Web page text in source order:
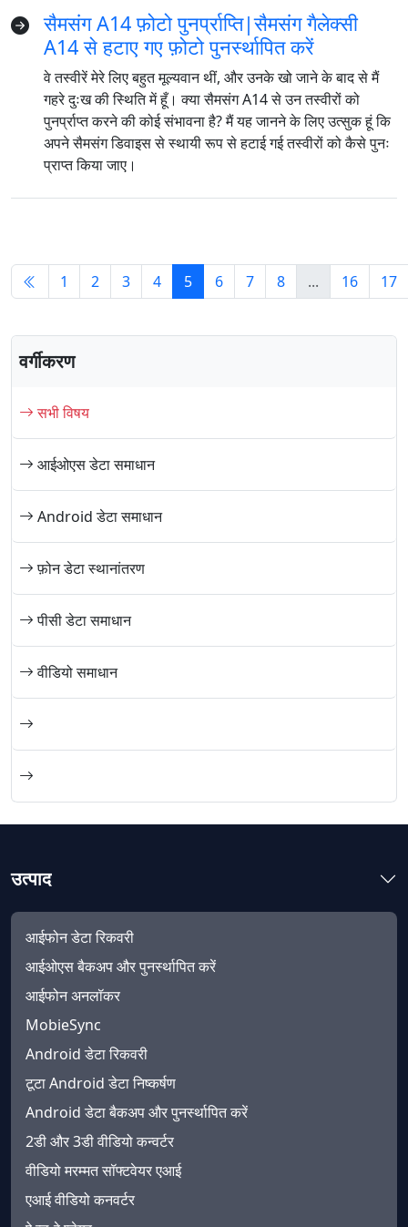
वर्गीकरण
सभी विषय
आईओएस डेटा समाधान
Android डेटा समाधान
फ़ोन डेटा स्थानांतरण
पीसी डेटा समाधान
वीडियो समाधान
सैमसंग A14 फ़ोटो पुनर्प्राप्ति|सैमसंग गैलेक्सी
A14 से हटाए गए फ़ोटो पुनर्स्थापित करें
वे तस्वीरें मेरे लिए बहुत मूल्यवान थीं, और उनके खो जाने के बाद से मैं
गहरे दुःख की स्थिति में हूँ। क्या सैमसंग A14 से उन तस्वीरों को
पुनर्प्राप्त करने की कोई संभावना है? मैं यह जानने के लिए उत्सुक हूं कि
अपने सैमसंग डिवाइस से स्थायी रूप से हटाई गई तस्वीरों को कैसे पुनः
प्राप्त किया जाए।
1 2 3 4 5 6 7 8 ... 16 17
उत्पाद
आईफोन डेटा रिकवरी
आईओएस बैकअप और पुनर्स्थापित करें
आईफोन अनलॉकर
MobieSync
Android डेटा रिकवरी
टूटा Android डेटा निष्कर्षण
Android डेटा बैकअप और पुनर्स्थापित करें
2डी और 3डी वीडियो कन्वर्टर
वीडियो मरम्मत सॉफ्टवेयर एआई
एआई वीडियो कनवर्टर
Bahasa Melayu
한국어
Română
Polskie
қазақ
Gaeilge
繁體中文